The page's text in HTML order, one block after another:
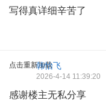
写得真详细辛苦了
点击重新加载
韩怡飞
2026-4-14 11:39:20
感谢楼主无私分享